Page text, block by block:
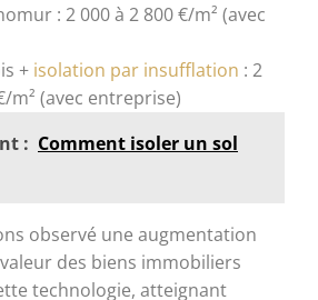
: 2 000 à 2 800 €/m² (avec
+ isolation par insufflation : 2
m² (avec entreprise)
: Comment isoler un sol
observé une augmentation
des biens immobiliers
technologie, atteignant